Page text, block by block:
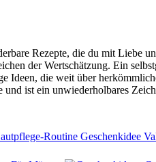
Rezepte, die du mit Liebe
der Wertschätzung. Ein
die weit über
ist ein unwiederholbares